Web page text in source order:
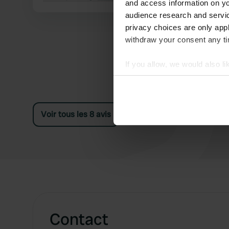
and access information on
audience research and
privacy choices are only
withdraw your consent any
If you allow, we would also
Collect information
Find out more about how
Voir tous les 8 avis
Contact